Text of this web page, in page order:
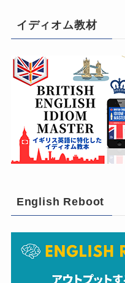
イディオム教材
English Reboot